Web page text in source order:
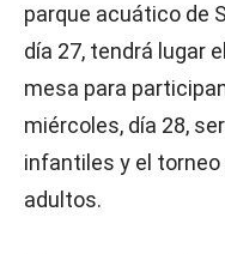
parque acuático de
día 27, tendrá lugar
mesa para
miércoles, día 28,
infantiles y el
adultos.